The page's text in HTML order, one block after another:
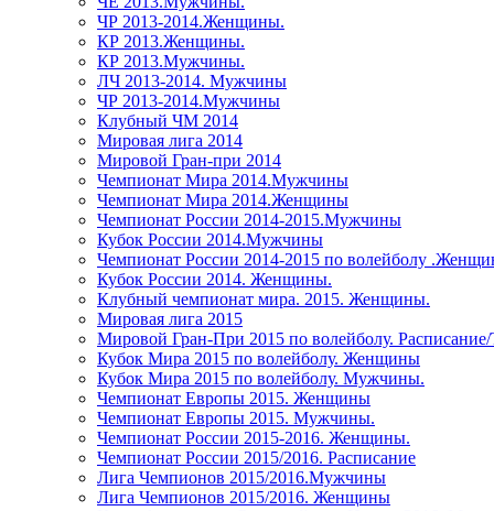
ЧР 2013-2014.Женщины.
КР 2013.Женщины.
КР 2013.Мужчины.
ЛЧ 2013-2014. Мужчины
ЧР 2013-2014.Мужчины
Клубный ЧМ 2014
Мировая лига 2014
Мировой Гран-при 2014
Чемпионат Мира 2014.Мужчины
Чемпионат Мира 2014.Женщины
Чемпионат России 2014-2015.Мужчины
Кубок России 2014.Мужчины
Чемпионат России 2014-2015 по волейболу
Кубок России 2014. Женщины.
Клубный чемпионат мира. 2015. Женщины.
Мировая лига 2015
Мировой Гран-При 2015 по волейболу.
Кубок Мира 2015 по волейболу. Женщины
Кубок Мира 2015 по волейболу. Мужчины.
Чемпионат Европы 2015. Женщины
Чемпионат Европы 2015. Мужчины.
Чемпионат России 2015-2016. Женщины.
Чемпионат России 2015/2016. Расписание
Лига Чемпионов 2015/2016.Мужчины
Лига Чемпионов 2015/2016. Женщины